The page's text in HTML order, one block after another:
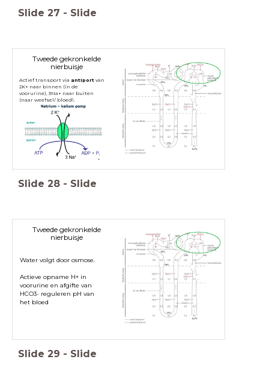
Slide 27 - Slide
Tweede gekronkelde
nierbuisje
Actief transport via antiportvan
2K+ naar binnen (ín de
voorurine), 3Na+ naar buiten
(naar weefsel/ bloed).
Slide 28 - Slide
Tweede gekronkelde
nierbuisje
Water volgt door osmose.
Actieve opname H+ in
voorurine en afgifte van
HCO3- reguleren pH van
het bloed
Slide 29 - Slide